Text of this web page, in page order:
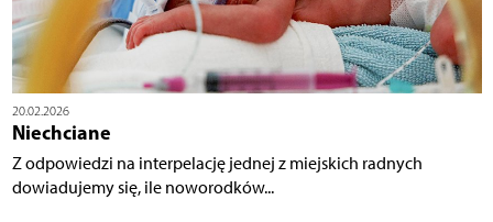
20.02.2026
Niechciane
Z odpowiedzi na interpelację jednej z miejskich radnych
dowiadujemy się, ile noworodków...